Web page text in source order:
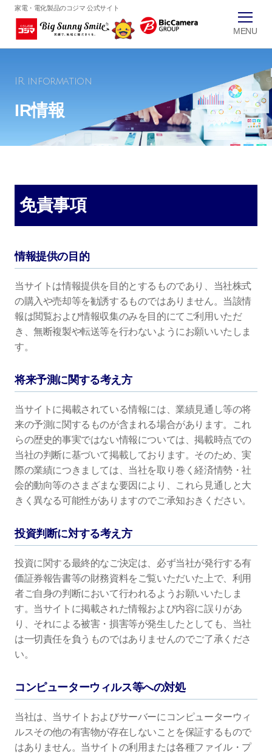
家電・電化製品のコジマ 公式サイト
IR information
IR情報
免責事項
情報提供の目的
当サイトは情報提供を目的とするものであり、当社株式
の購入や売却等を勧誘するものではありません。当該情
報は閲覧および情報収集のみを目的にてご利用いただ
き、無断複製や転送等を行わないようにお願いいたしま
す。
将来予測に関する考え方
当サイトに掲載されている情報には、業績見通し等の将
来の予測に関するものが含まれる場合があります。これ
らの歴史的事実ではない情報については、掲載時点での
当社の判断に基づいて掲載しております。そのため、実
際の業績につきましては、当社を取り巻く経済情勢・社
会的動向等のさまざまな要因により、これら見通しと大
きく異なる可能性がありますのでご承知おきください。
投資判断に対する考え方
投資に関する最終的なご決定は、必ず当社が発行する有
価証券報告書等の財務資料をご覧いただいた上で、利用
者ご自身の判断において行われるようお願いいたしま
す。当サイトに掲載された情報および内容に誤りがあ
り、それによる被害・損害等が発生したとしても、当社
は一切責任を負うものではありませんのでご了承くださ
い。
コンピューターウィルス等への対処
当社は、当サイトおよびサーバーにコンピューターウィ
ルスその他の有害物が存在しないことを保証するもので
はありません。当サイトの利用または各種ファイル・プ